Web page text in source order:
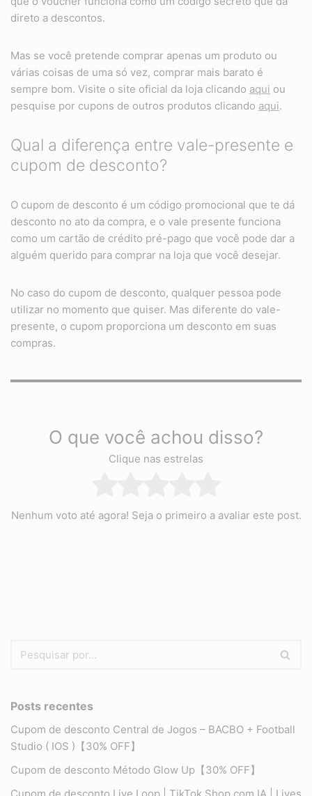
direto a descontos.
Mas se você pretende comprar apenas um produto ou
várias coisas de uma só vez, comprar mais barato é
sempre bom. Visite o site oficial da loja clicando aqui ou
pesquise por cupons de outros produtos clicando aqui.
Qual a diferença entre vale-presente e
cupom de desconto?
O cupom de desconto é um código promocional que te dá
desconto no ato da compra, e o vale presente funciona
como um cartão de crédito pré-pago que você pode dar a
alguém querido para comprar na loja que você desejar.
No caso do cupom de desconto, qualquer pessoa pode
utilizar no momento que quiser. Mas diferente do vale-
presente, o cupom proporciona um desconto em suas
compras.
O que você achou disso?
Clique nas estrelas
Nenhum voto até agora! Seja o primeiro a avaliar este post.
Posts recentes
Cupom de desconto Central de Jogos – BACBO + Football
Studio ( IOS )【30% OFF】
Cupom de desconto Método Glow Up【30% OFF】
Cupom de desconto Live Loop | TikTok Shop com IA | Lives